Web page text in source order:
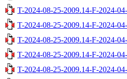
T-2024-08-25-2009.14-F-2024-
T-2024-08-25-2009.14-F-2024-
T-2024-08-25-2009.14-F-2024-
T-2024-08-25-2009.14-F-2024-
T-2024-08-25-2009.14-F-2024-